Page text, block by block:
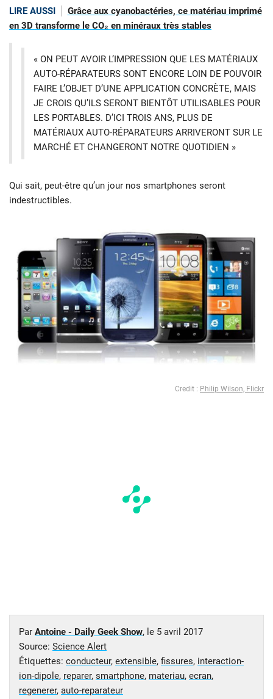
LIRE AUSSI
Grâce aux cyanobactéries, ce matériau imprimé
en 3D transforme le CO₂ en minéraux très stables
« ON PEUT AVOIR L’IMPRESSION QUE LES MATÉRIAUX
AUTO-RÉPARATEURS SONT ENCORE LOIN DE POUVOIR
FAIRE L’OBJET D’UNE APPLICATION CONCRÈTE, MAIS
JE CROIS QU’ILS SERONT BIENTÔT UTILISABLES POUR
LES PORTABLES. D’ICI TROIS ANS, PLUS DE
MATÉRIAUX AUTO-RÉPARATEURS ARRIVERONT SUR LE
MARCHÉ ET CHANGERONT NOTRE QUOTIDIEN »
Qui sait, peut-être qu’un jour nos smartphones seront
indestructibles.
Credit : Philip Wilson, Flickr
Par Antoine - Daily Geek Show, le 5 avril 2017
Source: Science Alert
Étiquettes: conducteur, extensible, fissures, interaction-
ion-dipole, reparer, smartphone, materiau, ecran,
regenerer, auto-reparateur